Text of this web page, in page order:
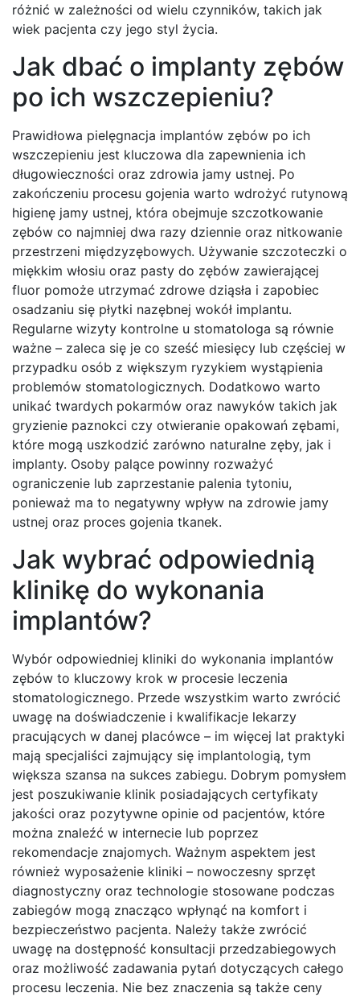
różnić w zależności od wielu czynników, takich jak
wiek pacjenta czy jego styl życia.
Jak dbać o implanty zębów
po ich wszczepieniu?
Prawidłowa pielęgnacja implantów zębów po ich
wszczepieniu jest kluczowa dla zapewnienia ich
długowieczności oraz zdrowia jamy ustnej. Po
zakończeniu procesu gojenia warto wdrożyć rutynową
higienę jamy ustnej, która obejmuje szczotkowanie
zębów co najmniej dwa razy dziennie oraz nitkowanie
przestrzeni międzyzębowych. Używanie szczoteczki o
miękkim włosiu oraz pasty do zębów zawierającej
fluor pomoże utrzymać zdrowe dziąsła i zapobiec
osadzaniu się płytki nazębnej wokół implantu.
Regularne wizyty kontrolne u stomatologa są równie
ważne – zaleca się je co sześć miesięcy lub częściej w
przypadku osób z większym ryzykiem wystąpienia
problemów stomatologicznych. Dodatkowo warto
unikać twardych pokarmów oraz nawyków takich jak
gryzienie paznokci czy otwieranie opakowań zębami,
które mogą uszkodzić zarówno naturalne zęby, jak i
implanty. Osoby palące powinny rozważyć
ograniczenie lub zaprzestanie palenia tytoniu,
ponieważ ma to negatywny wpływ na zdrowie jamy
ustnej oraz proces gojenia tkanek.
Jak wybrać odpowiednią
klinikę do wykonania
implantów?
Wybór odpowiedniej kliniki do wykonania implantów
zębów to kluczowy krok w procesie leczenia
stomatologicznego. Przede wszystkim warto zwrócić
uwagę na doświadczenie i kwalifikacje lekarzy
pracujących w danej placówce – im więcej lat praktyki
mają specjaliści zajmujący się implantologią, tym
większa szansa na sukces zabiegu. Dobrym pomysłem
jest poszukiwanie klinik posiadających certyfikaty
jakości oraz pozytywne opinie od pacjentów, które
można znaleźć w internecie lub poprzez
rekomendacje znajomych. Ważnym aspektem jest
również wyposażenie kliniki – nowoczesny sprzęt
diagnostyczny oraz technologie stosowane podczas
zabiegów mogą znacząco wpłynąć na komfort i
bezpieczeństwo pacjenta. Należy także zwrócić
uwagę na dostępność konsultacji przedzabiegowych
oraz możliwość zadawania pytań dotyczących całego
procesu leczenia. Nie bez znaczenia są także ceny